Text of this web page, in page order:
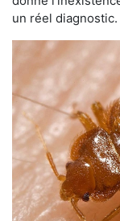
un réel diagnostic.